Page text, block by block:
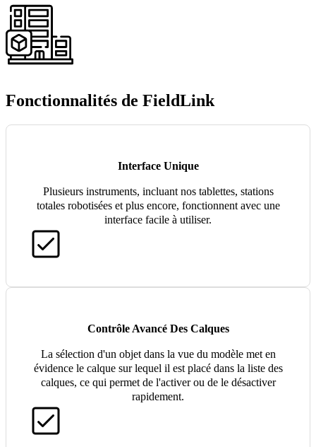
Fonctionnalités de FieldLink
Interface Unique
Plusieurs instruments, incluant nos tablettes, stations
totales robotisées et plus encore, fonctionnent avec une
interface facile à utiliser.
Contrôle Avancé Des Calques
La sélection d'un objet dans la vue du modèle met en
évidence le calque sur lequel il est placé dans la liste des
calques, ce qui permet de l'activer ou de le désactiver
rapidement.